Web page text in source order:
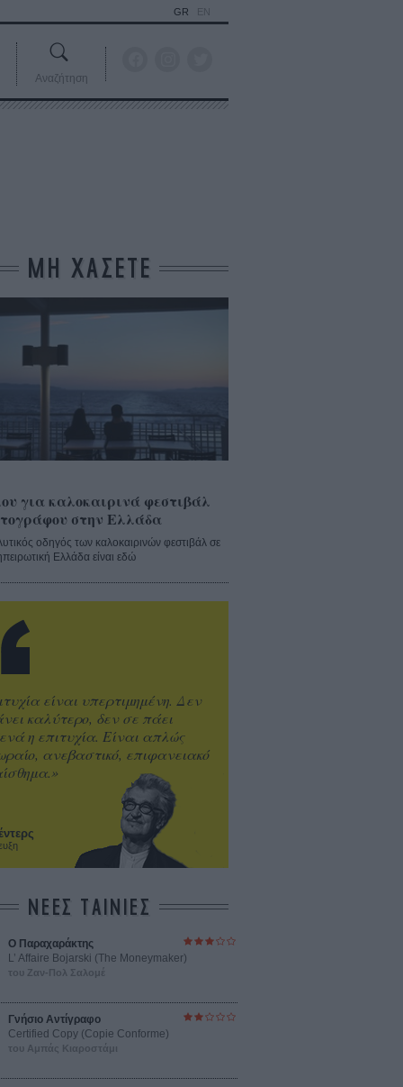
GR EN
Αναζήτηση
ΜΗ ΧΑΣΕΤΕ
για καλοκαιρινά φεστιβάλ
στην Ελλάδα
οδηγός των καλοκαιρινών φεστιβάλ σε
Ελλάδα είναι εδώ
είναι υπερτιμημένη. Δεν
καλύτερο, δεν σε πάει
η επιτυχία. Είναι απλώς
ανεβαστικό, επιφανειακό
ΝΕΕΣ ΤΑΙΝΙΕΣ
Ο Παραχαράκτης
L’ Affaire Bojarski (The Moneymaker)
του Ζαν-Πολ Σαλομέ
Γνήσιο Αντίγραφο
Certified Copy (Copie Conforme)
του Αμπάς Κιαροστάμι